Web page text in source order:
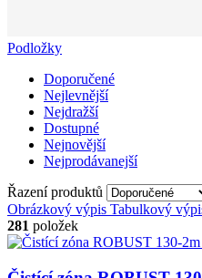
Podložky
Doporučené
Nejlevnější
Nejdražší
Dostupné
Nejnovější
Nejprodávanejší
Řazení produktů
Obrázkový výpis Tabulkový
281 položek